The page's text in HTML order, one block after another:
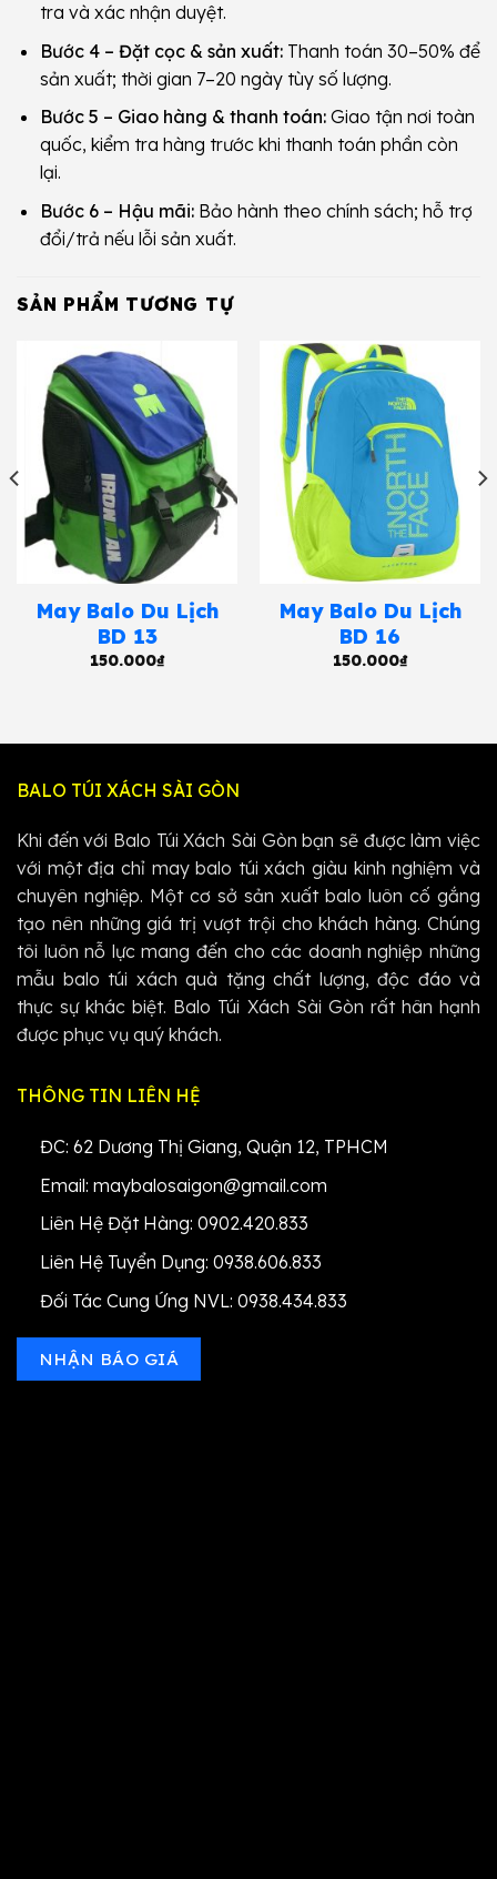
tra và xác nhận duyệt.
Bước 4 – Đặt cọc & sản xuất:Thanh toán 30–50% để
sản xuất; thời gian 7–20 ngày tùy số lượng.
Bước 5 – Giao hàng & thanh toán:Giao tận nơi toàn
quốc, kiểm tra hàng trước khi thanh toán phần còn
lại.
Bước 6 – Hậu mãi:Bảo hành theo chính sách; hỗ trợ
đổi/trả nếu lỗi sản xuất.
SẢN PHẨM TƯƠNG TỰ
May Balo Du Lịch
BD 13
150.000₫
May Balo Du Lịch
BD 16
150.000₫
BALO TÚI XÁCH SÀI GÒN
Khi đến với Balo Túi Xách Sài Gòn bạn sẽ được làm việc
với một địa chỉ may balo túi xách giàu kinh nghiệm và
chuyên nghiệp. Một cơ sở sản xuất balo luôn cố gắng
tạo nên những giá trị vượt trội cho khách hàng. Chúng
tôi luôn nỗ lực mang đến cho các doanh nghiệp những
mẫu balo túi xách quà tặng chất lượng, độc đáo và
thực sự khác biệt. Balo Túi Xách Sài Gòn rất hân hạnh
được phục vụ quý khách.
THÔNG TIN LIÊN HỆ
ĐC: 62 Dương Thị Giang, Quận 12, TPHCM
Email: maybalosaigon@gmail.com
Liên Hệ Đặt Hàng: 0902.420.833
Liên Hệ Tuyển Dụng: 0938.606.833
Đối Tác Cung Ứng NVL: 0938.434.833
NHẬN BÁO GIÁ